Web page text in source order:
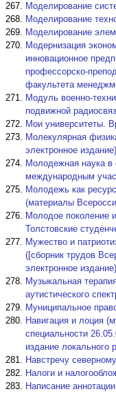
Моделирование
Моделирование
Моделирование
Модернизация
инновационное
профессорско-
факультета
Модуль военно-
подвижной
Мои университеты.
Молекулярная
электронное
Молодежная наука в
международным
Молодежь как
(материалы
Молодое поколение
Толстовские
Мужество и
([сборник трудов
электронное
Музыкальная
аутистического
Муниципальное
Навигация и лоция
специальности
издание локального
Навстречу
Налоги и
Написание